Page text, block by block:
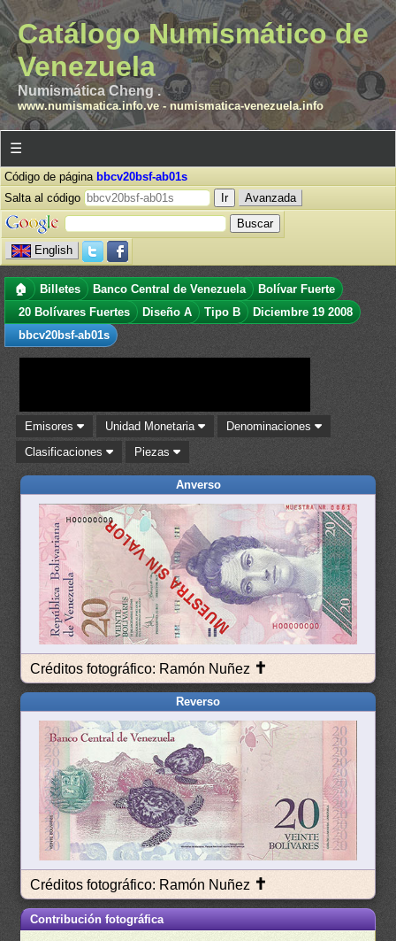
Catálogo Numismático de
Venezuela
Numismática Cheng .
www.numismatica.info.ve- numismatica-venezuela.info
☰
Código de página bbcv20bsf-ab01s
Salta al código
Avanzada
English
🏠 Billetes Banco Central de Venezuela
Bolívar Fuerte
20 Bolívares Fuertes
Diseño A Tipo B
Diciembre 19 2008
bbcv20bsf-ab01s
Emisores Unidad Monetaria
Denominaciones
Clasificaciones
Piezas
Anverso
Créditos fotográfico: Ramón Nuñez ✝
Reverso
Créditos fotográfico: Ramón Nuñez ✝
Contribución fotográfica